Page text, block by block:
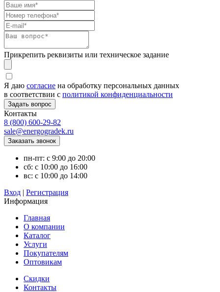
Прикрепить реквизиты или техническое задание
Я даю согласие на обработку персональных данных
в соответствии с политикой конфиденциальности
Контакты
8 (800) 600-29-82
sale@energogradek.ru
пн-пт: с 9:00 до 20:00
сб: с 10:00 до 16:00
вс: с 10:00 до 14:00
Вход | Регистрация
Информация
Главная
О компании
Каталог
Услуги
Покупателям
Оптовикам
Скидки
Контакты